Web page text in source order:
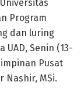
Program
dan luring
Senin (13-
Pusat
Nashir, MSi.